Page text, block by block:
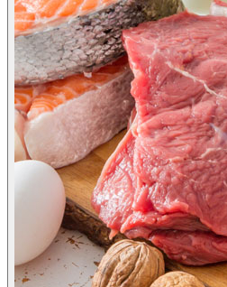
Dietary supplements
Albupro
บทความ
Article
ข่าวสารและกิจกรรม
News & Events
ติดต่อเรา
Contact Us